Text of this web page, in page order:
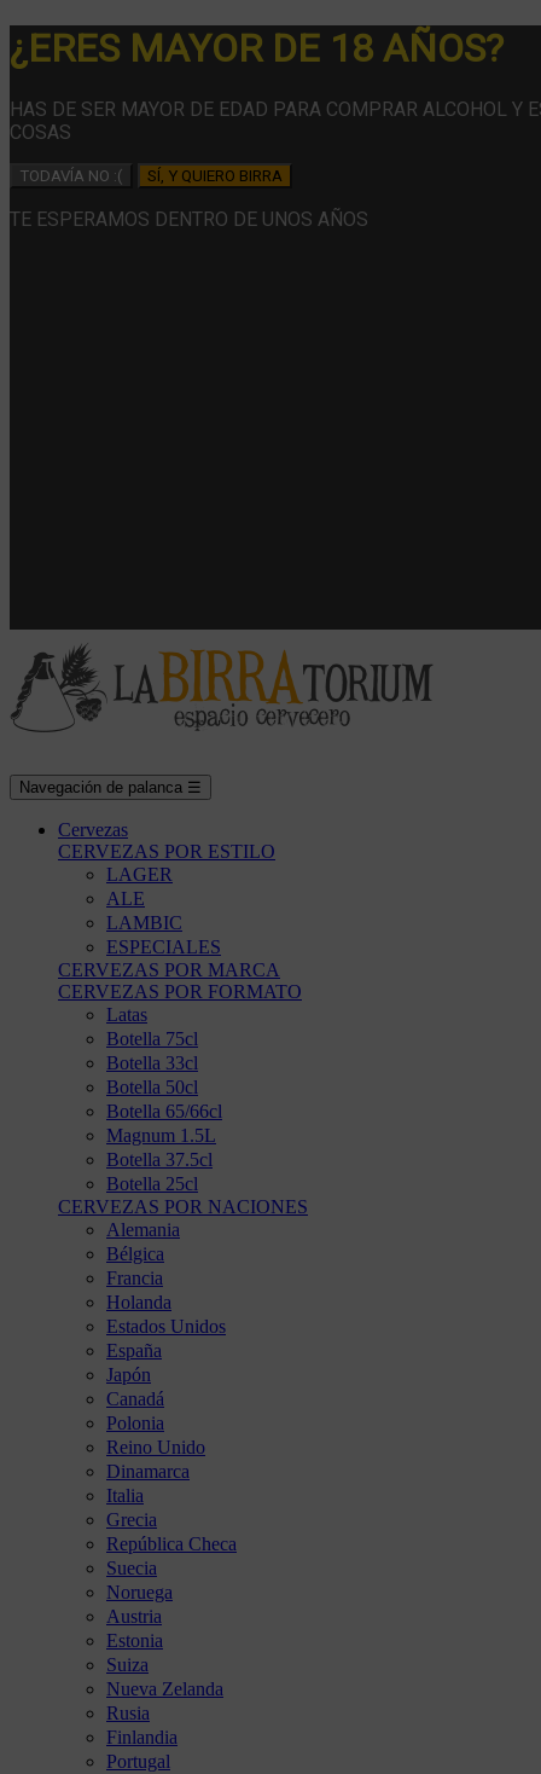
¿ERES MAYOR DE 18 AÑOS?
HAS DE SER MAYOR DE EDAD PARA COMPRAR ALCOHOL Y
COSAS
TODAVÍA NO :( SÍ, Y QUIERO BIRRA
TE ESPERAMOS DENTRO DE UNOS AÑOS
Navegación de palanca ☰
Cervezas
CERVEZAS POR ESTILO
LAGER
ALE
LAMBIC
ESPECIALES
CERVEZAS POR MARCA
CERVEZAS POR FORMATO
Latas
Botella 75cl
Botella 33cl
Botella 50cl
Botella 65/66cl
Magnum 1.5L
Botella 37.5cl
Botella 25cl
CERVEZAS POR NACIONES
Alemania
Bélgica
Francia
Holanda
Estados Unidos
España
Japón
Canadá
Polonia
Reino Unido
Dinamarca
Italia
Grecia
República Checa
Suecia
Noruega
Austria
Estonia
Suiza
Nueva Zelanda
Rusia
Finlandia
Portugal